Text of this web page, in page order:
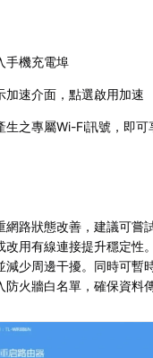
手機充電埠
加速介面，點選啟用加速
生之專屬Wi-Fi訊號，即
路狀態改善，建議可嘗
改用有線連接提升穩定性
減少周邊干擾。同時可暫
火牆白名單，確保資料